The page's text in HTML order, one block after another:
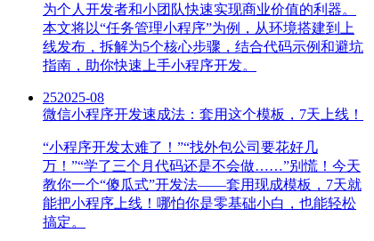
为个人开发者和小团队快速实现商业价值的利器。
本文将以“任务管理小程序”为例，从环境搭建到上
线发布，拆解为5个核心步骤，结合代码示例和避坑
指南，助你快速上手小程序开发。
252025-08
微信小程序开发速成法：套用这个模板，7天上线！
“小程序开发太难了！”“找外包公司要花好几
万！”“学了三个月代码还是不会做……”别慌！今天
教你一个“傻瓜式”开发法——套用现成模板，7天就
能把小程序上线！哪怕你是零基础小白，也能轻松
搞定。